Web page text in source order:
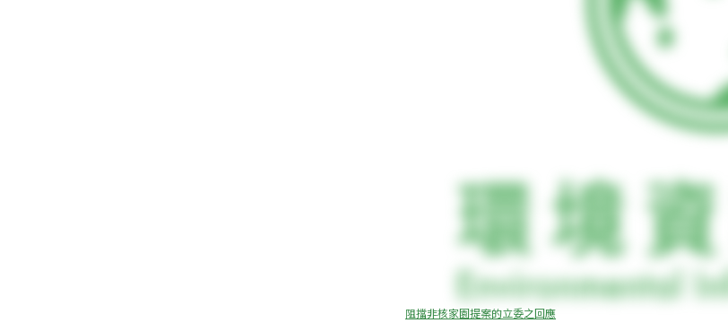
阻擋非核家園提案的立委之回應